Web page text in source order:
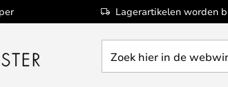
Lagerartikelen worden
hier